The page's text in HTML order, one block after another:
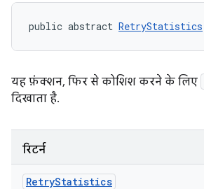
public abstract RetryStatistics
यह फ़ंक्शन, फिर से कोशिश करने के लिए
दिखाता है.
रिटर्न
RetryStatistics